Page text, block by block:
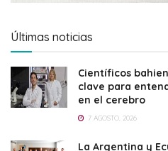
Últimas noticias
Científicos
clave para
en el cerebro
7 AGOSTO, 2026
La Argentina y